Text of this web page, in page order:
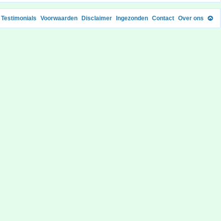
Testimonials Voorwaarden Disclaimer Ingezonden Contact Over ons